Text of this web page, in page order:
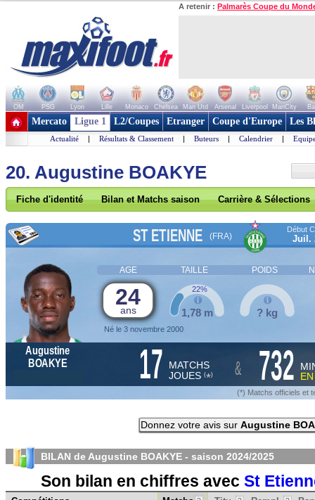
A retenir : Palmarès Coupe du
OM PSG Lyon Lille Monaco Chelsea Man Utd Arsenal Liverpool ManCity
+ de clubs
Mercato Ligue 1 L2/Coupes Etranger Coupe d'Europe Les
Actualité | Résultats & Classement | Buteurs | Calendrier |
20. Augustine BOAKYE
Fiche d'identité Bilan et Matchs saison Carrière & Sélections
ST ETIENNE (FRA)
Début
Juil.
AGE TAILLE POIDS
24
ans
Né le 3 novembre 2000
1,78 m
22%
? kg
Augustine
BOAKYE
17 MATCHS
JOUES (*) & 732
(*) Matchs officiels et
Donnez votre avis sur Augustine
BILAN de Augustine BOAKYE - saison 2024/2025
Son bilan en chiffres avec St